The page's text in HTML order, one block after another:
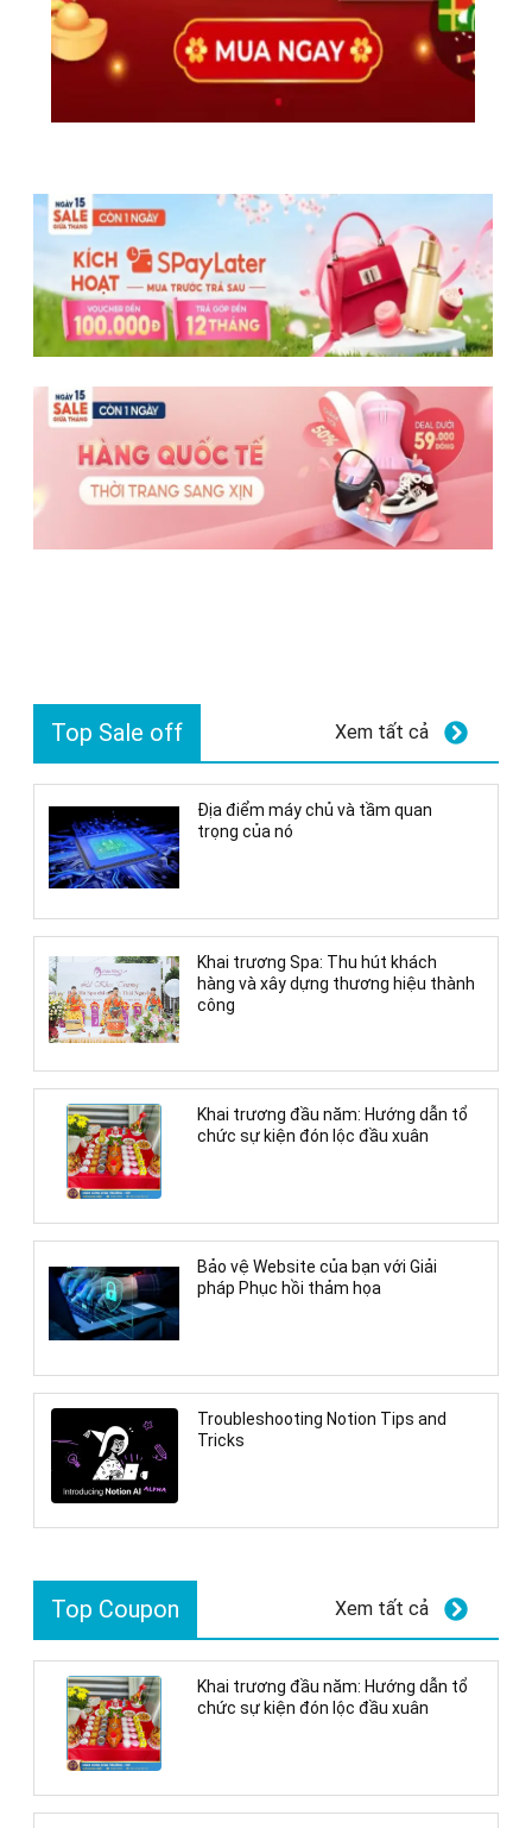
Top Sale off Xem tất cả
Địa điểm máy chủ và tầm quan
trọng của nó
Khai trương Spa: Thu hút khách
hàng và xây dựng thương hiệu thành
công
Khai trương đầu năm: Hướng dẫn tổ
chức sự kiện đón lộc đầu xuân
Bảo vệ Website của bạn với Giải
pháp Phục hồi thảm họa
Troubleshooting Notion Tips and
Tricks
Top Coupon Xem tất cả
Khai trương đầu năm: Hướng dẫn tổ
chức sự kiện đón lộc đầu xuân